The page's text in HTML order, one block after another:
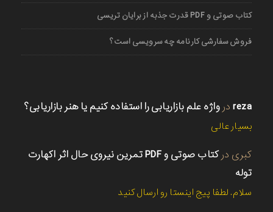
کتاب صوتی و PDF قدرت جذبه از برایان تریسی
فروش سفارشی کارنامه چه سرویسی است؟
reza در واژه علم بازاریابی را استفاده کنیم یا هنر بازاریابی؟
بسیار عالی
کبری در
کتاب صوتی و PDF تمرین نیروی حال اثر اکهارت
توله
سلام. لطفا پیج اینستا رو ارسال کنید